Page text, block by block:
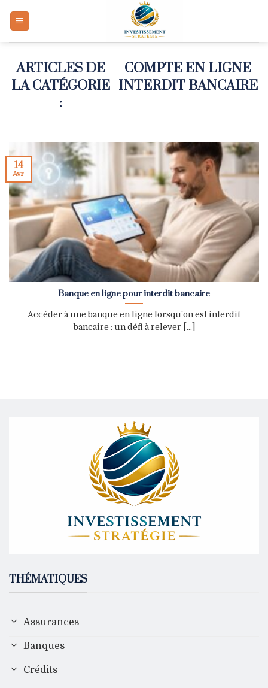
COMPTE EN LIGNE
INTERDIT BANCAIRE
Banque en ligne pour interdit bancaire
Accéder à une banque en ligne lorsqu’on est interdit
bancaire : un défi à relever [...]
14
Avr
THÉMATIQUES
Assurances
Banques
Crédits